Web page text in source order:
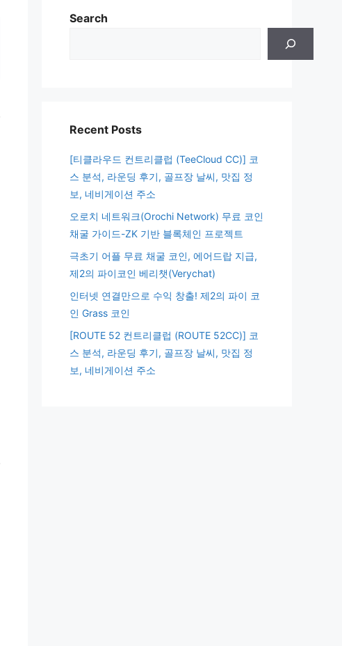
Search
Recent Posts
[티클라우드 컨트리클럽 (TeeCloud CC)] 코
스 분석, 라운딩 후기, 골프장 날씨, 맛집 정
보, 네비게이션 주소
오로치 네트워크(Orochi Network) 무료 코인
채굴 가이드-ZK 기반 블록체인 프로젝트
극초기 어플 무료 채굴 코인, 에어드랍 지급,
제2의 파이코인 베리챗(Verychat)
인터넷 연결만으로 수익 창출! 제2의 파이 코
인 Grass 코인
[ROUTE 52 컨트리클럽 (ROUTE 52CC)] 코
스 분석, 라운딩 후기, 골프장 날씨, 맛집 정
보, 네비게이션 주소